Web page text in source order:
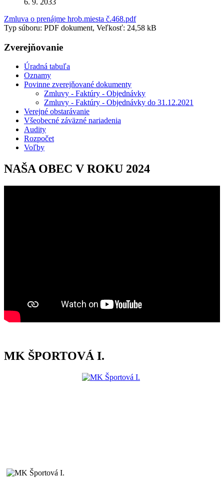
Zmluva o prenájme hrob.miesta č.468.pdf
Typ súboru: PDF dokument, Veľkosť: 24,58 kB
Zverejňovanie
Úradná tabuľa
Oznamy
Povinne zverejňované dokumenty
Zmluvy - Faktúry - Objednávky
Zmluvy - Faktúry - Objednávky do 31.12.2021
Verejné obstarávanie
Všeobecné záväzné nariadenia
Audity
Rozpočet
Voľby
NAŠA OBEC V ROKU 2024
MK ŠPORTOVÁ I.